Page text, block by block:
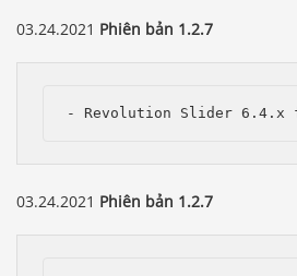
03.24.2021 Phiên bản 1.2.7
- Revolution Slider 6.4.x
03.24.2021 Phiên bản 1.2.7